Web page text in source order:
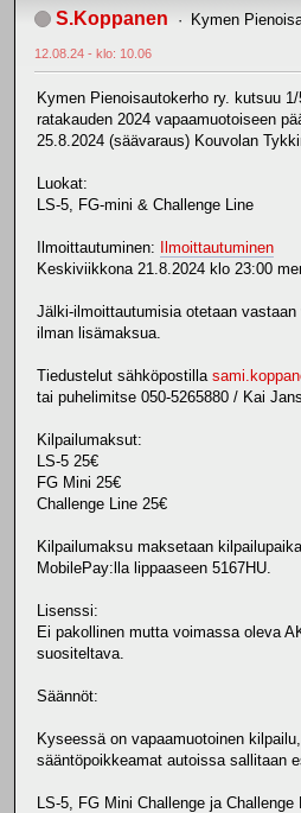
S.Koppanen Kymen
12.08.24 - klo: 10.06
Kymen Pienoisautokerho ry. kutsuu
ratakauden 2024 vapaamuotoiseen
25.8.2024 (säävaraus) Kouvolan
Luokat:
LS-5, FG-mini & Challenge Line
Ilmoittautuminen:
Ilmoittautuminen
Keskiviikkona 21.8.2024 klo 23:00
Jälki-ilmoittautumisia otetaan
ilman lisämaksua.
Tiedustelut sähköpostilla
tai puhelimitse 050-5265880 / Kai
Kilpailumaksut:
LS-5 25€
FG Mini 25€
Challenge Line 25€
Kilpailumaksu maksetaan
MobilePay:lla lippaaseen 5167HU.
Lisenssi:
Ei pakollinen mutta voimassa oleva
suositeltava.
Säännöt:
Kyseessä on vapaamuotoinen
sääntöpoikkeamat autoissa sallitaan
LS-5, FG Mini Challenge ja